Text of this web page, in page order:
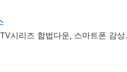
시리즈 합법다운, 스마트폰 감상.